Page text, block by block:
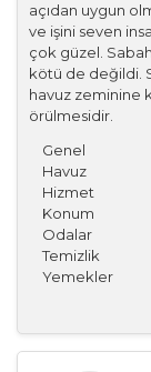
açıdan uygun
ve işini seven
çok güzel.
kötü de değildi.
havuz zeminine
örülmesidir.
Genel
Havuz
Hizmet
Konum
Odalar
Temizlik
Yemekler